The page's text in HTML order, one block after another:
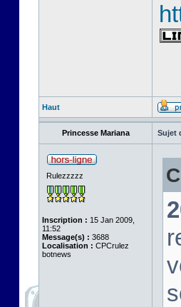
Haut
Princesse Mariana Sujet
Rulezzzzz
Inscription : 15 Jan 2009,
11:52
Message(s) : 3688
Localisation : CPCrulez
botnews